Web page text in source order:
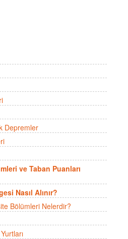
Depremler
ve Taban Puanları
Nasıl Alınır?
Bölümleri Nelerdir?